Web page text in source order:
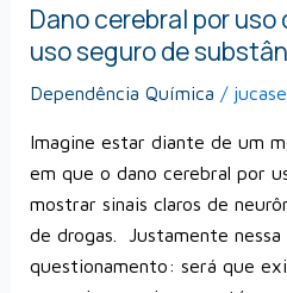
Dano cerebral por
uso seguro de
Dependência Química /
Imagine estar diante de um
em que o dano cerebral por
mostrar sinais claros de
de drogas. Justamente nessa
questionamento: será que
substância?